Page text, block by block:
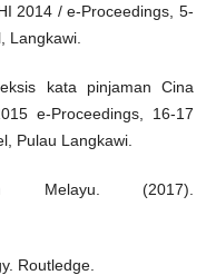
2014 / e-Proceedings, 5-
Langkawi.
kata pinjaman Cina
e-Proceedings, 16-17
Pulau Langkawi.
Melayu. (2017).
Routledge.